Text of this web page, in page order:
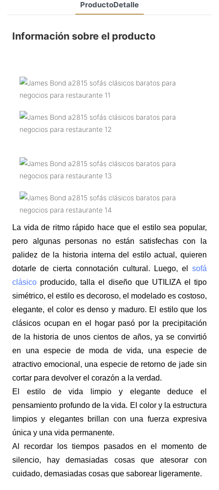
ProductoDetalle
Información sobre el producto
La vida de ritmo rápido hace que el estilo sea popular,
pero algunas personas no están satisfechas con la
palidez de la historia interna del estilo actual, quieren
dotarle de cierta connotación cultural. Luego, el sofá
clásico producido, talla el diseño que UTILIZA el tipo
simétrico, el estilo es decoroso, el modelado es costoso,
elegante, el color es denso y maduro. El estilo que los
clásicos ocupan en el hogar pasó por la precipitación
de la historia de unos cientos de años, ya se convirtió
en una especie de moda de vida, una especie de
atractivo emocional, una especie de retorno de jade sin
cortar para devolver el corazón a la verdad.
El estilo de vida limpio y elegante deduce el
pensamiento profundo de la vida. El color y la estructura
limpios y elegantes brillan con una fuerza expresiva
única y una vida permanente.
Al recordar los tiempos pasados ​​en el momento de
silencio, hay demasiadas cosas que atesorar con
cuidado, demasiadas cosas que saborear ligeramente.